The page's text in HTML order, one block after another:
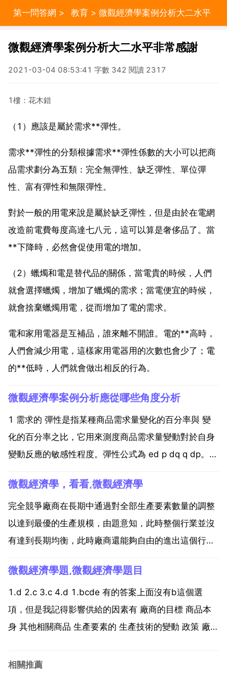
第一問答網 > 教育 > 微觀經濟學案例分析大二水平
微觀經濟學案例分析大二水平非常感謝
2021-03-04 08:53:41 字數 342 閱讀 2317
1樓：花木錯
（1）應該是屬於需求**彈性。
需求**彈性的分類根據需求**彈性係數的大小可以把商
品需求劃分為五類：完全無彈性、缺乏彈性、單位彈
性、富有彈性和無限彈性。
對於一般的用電來說是屬於缺乏彈性，但是由於在電網
改造前電費每度高達七八元，這可以算是奢侈品了。當
**下降時，必然會促使用電的增加。
（2）蠟燭和電是替代品的關係，當電貴的時候，人們
就會選擇蠟燭，增加了蠟燭的需求；當電便宜的時候，
就會捨棄蠟燭用電，從而增加了電的需求。
電和家用電器是互補品，誰來離不開誰。電的**高時，
人們會減少用電，這樣家用電器用的次數也會少了；電
的**低時，人們就會做出相反的行為。
微觀經濟學案例分析應從哪些角度分析
1 需求的 彈性是指某種商品需求量變化的百分率與 變
化的百分率之比，它用來測度商品需求量變動對於自身
變動反應的敏感性程度。彈性公式為 ed p dq q dp。對
因為降價所引起的需求量的增加率大於 的下降率，所以
降價對廠商是有好處的。本案例就屬...
微觀經濟學，看看,微觀經濟學
完全競爭廠商在長期中通過對全部生產要素數量的調整
以達到最優的生產規模，由題意知，此時整個行業並沒
有達到長期均衡，此時廠商還能夠自由的進出這個行
的圖6 11，很明顯只有在達到最低點時，整個行業的每
一家廠商才達到長期均衡，就有d的結果 但此時並非整
個行業...
微觀經濟學題,微觀經濟學題目
1.d 2.c 3.c 4.d 1.bcde 有的答案上面沒有b這個選
項，但是我記得影響供給的因素有 廠商的目標 商品本
身 其他相關商品 生產要素的 生產技術的變動 政策 廠商
項，我覺得b也會影響供給曲線的移動 2.ac 3.bcd 4.bc
相關推薦